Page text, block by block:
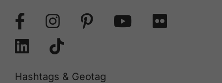
Hashtags & Geotag